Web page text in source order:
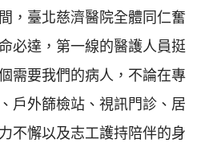
，臺北慈濟醫院全體同仁奮
必達，第一線的醫護人員挺
需要我們的病人，不論在專
戶外篩檢站、視訊門診、居
不懈以及志工護持陪伴的身